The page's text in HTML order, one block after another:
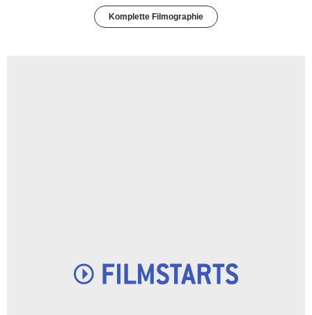
Komplette Filmographie